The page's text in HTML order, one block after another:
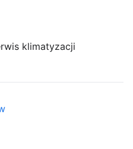
klimatyzacji